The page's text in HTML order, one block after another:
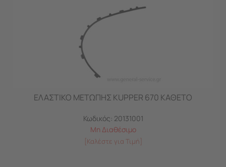
ΕΛΑΣΤΙΚΟ ΜΕΤΩΠΗΣ KUPPER 670 ΚΑΘΕΤΟ
Κωδικός: 20131001
Μη Διαθέσιμο
[Καλέστε για Τιμή]